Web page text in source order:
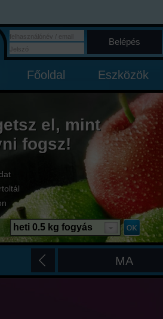
Belépés
Főoldal Eszközök
el, mint
fogsz!
heti 0.5 kg fogyás
MA